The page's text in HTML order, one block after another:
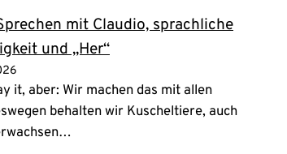
mit Claudio, sprachliche
und „Her“
it, aber: Wir machen das mit allen
behalten wir Kuscheltiere, auch